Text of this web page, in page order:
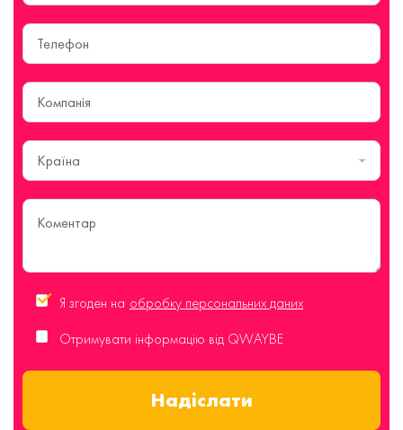
Країна
Я згоден на обробку персональних даних
Отримувати інформацію від QWAYBE
Надіслати